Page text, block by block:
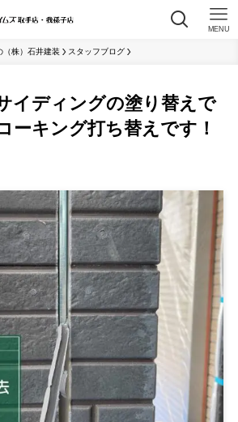
MENU
（株）石井建装 スタッフブログ
イディングの塗り替えで
ーキング打ち替えです！